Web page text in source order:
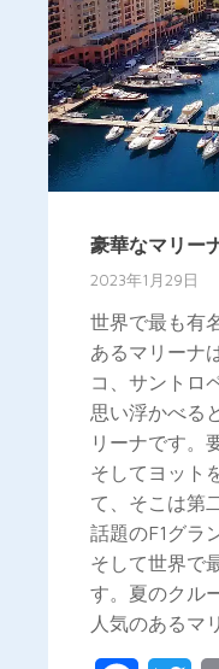
豪華なマリー
2023年1月29日
世界で最も有
あるマリーナ
コ、サントロ
思い浮かべる
リーナです。
そしてヨット
て、そこは第
話題のF1グラ
そして世界で
す。夏のクル
人気のあるマ